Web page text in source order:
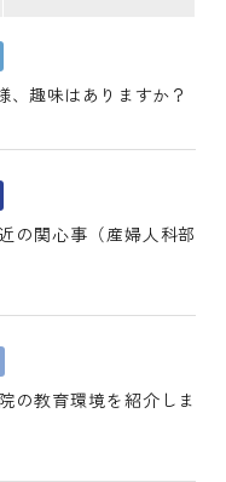
、趣味はありますか？
の関心事（産婦人科部
の教育環境を紹介しま